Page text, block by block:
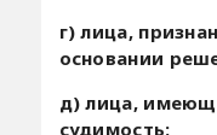
г) лица,
основании
д) лица,
судимость;